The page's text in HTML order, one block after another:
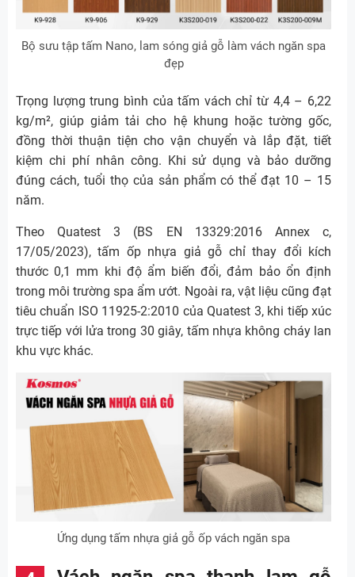
Bộ sưu tập tấm Nano, lam sóng giả gỗ làm vách ngăn spa
đẹp
Trọng lượng trung bình của tấm vách chỉ từ 4,4 – 6,22
kg/m², giúp giảm tải cho hệ khung hoặc tường gốc,
đồng thời thuận tiện cho vận chuyển và lắp đặt, tiết
kiệm chi phí nhân công. Khi sử dụng và bảo dưỡng
đúng cách, tuổi thọ của sản phẩm có thể đạt 10 – 15
năm.
Theo Quatest 3 (BS EN 13329:2016 Annex c,
17/05/2023), tấm ốp nhựa giả gỗ chỉ thay đổi kích
thước 0,1 mm khi độ ẩm biến đổi, đảm bảo ổn định
trong môi trường spa ẩm ướt. Ngoài ra, vật liệu cũng đạt
tiêu chuẩn ISO 11925-2:2010 của Quatest 3, khi tiếp xúc
trực tiếp với lửa trong 30 giây, tấm nhựa không cháy lan
khu vực khác.
Ứng dụng tấm nhựa giả gỗ ốp vách ngăn spa